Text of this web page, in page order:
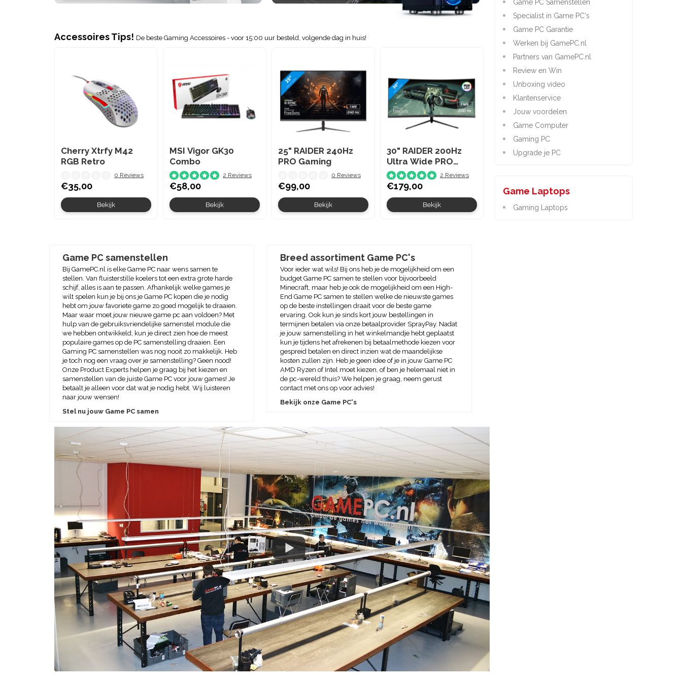
Accessoires Tips! De beste Gaming Accessoires - voor 15:00 uur besteld, volgende dag in huis!
Cherry Xtrfy M42
RGB Retro
0 Reviews
€35,00
Bekijk
MSI Vigor GK30
Combo
2 Reviews
€58,00
Bekijk
25" RAIDER 240Hz
PRO Gaming
0 Reviews
€99,00
Bekijk
30" RAIDER 200Hz
Ultra Wide PRO
GAMING
2 Reviews
€179,00
Bekijk
Game PC samenstellen
Bij GamePC.nl is elke Game PC naar wens samen te
stellen. Van fluisterstille koelers tot een extra grote harde
schijf, alles is aan te passen. Afhankelijk welke games je
wilt spelen kun je bij ons je Game PC kopen die je nodig
hebt om jouw favoriete game zo goed mogelijk te draaien.
Maar waar moet jouw nieuwe game pc aan voldoen? Met
hulp van de gebruiksvriendelijke samenstel module die
we hebben ontwikkeld, kun je direct zien hoe de meest
populaire games op de PC samenstelling draaien. Een
Gaming PC samenstellen was nog nooit zo makkelijk. Heb
je toch nog een vraag over je samenstelling? Geen nood!
Onze Product Experts helpen je graag bij het kiezen en
samenstellen van de juiste Game PC voor jouw games! Je
betaalt je alleen voor dat wat je nodig hebt. Wij luisteren
naar jouw wensen!
Stel nu jouw Game PC samen
Breed assortiment Game PC's
Voor ieder wat wils! Bij ons heb je de mogelijkheid om een
budget Game PC samen te stellen voor bijvoorbeeld
Minecraft, maar heb je ook de mogelijkheid om een High-
End Game PC samen te stellen welke de nieuwste games
op de beste instellingen draait voor de beste game
ervaring. Ook kun je sinds kort jouw bestellingen in
termijnen betalen via onze betaalprovider SprayPay. Nadat
je jouw samenstelling in het winkelmandje hebt geplaatst
kun je tijdens het afrekenen bij betaalmethode kiezen voor
gespreid betalen en direct inzien wat de maandelijkse
kosten zullen zijn. Heb je geen idee of je in jouw Game PC
AMD Ryzen of Intel moet kiezen, of ben je helemaal niet in
de pc-wereld thuis? We helpen je graag, neem gerust
contact met ons op voor advies!
Bekijk onze Game PC's
Game PC Samenstellen
Specialist in Game PC's
Game PC Garantie
Werken bij GamePC.nl
Partners van GamePC.nl
Review en Win
Unboxing video
Klantenservice
Jouw voordelen
Game Computer
Gaming PC
Upgrade je PC
Game Laptops
Gaming Laptops